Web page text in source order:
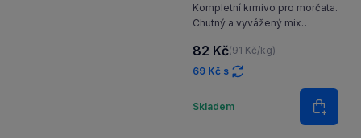
Kompletní krmivo pro morčata.
Chutný a vyvážený mix
kamarádi milují.
82 Kč(91 Kč/kg)
69 Kč s
Skladem
Množství
Do